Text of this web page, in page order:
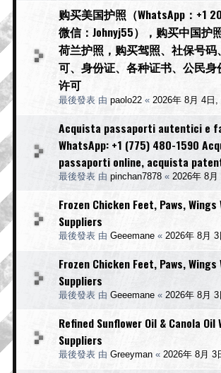
购买美国护照（WhatsApp：+1
微信：Johnyj55），购买中国护
荷兰护照，购买驾照、社保号
可、身份证、各种证书、公民身
许可
最後發表 由 paolo22 « 2026年 8月 4日,
Acquista passaporti autentici e
WhatsApp: +1 (775) 480-1590
passaporti online, acquista
最後發表 由 pinchan7878 « 2026年 8
Frozen Chicken Feet, Paws, Wings
Suppliers
最後發表 由 Geeemane « 2026年 8月
Frozen Chicken Feet, Paws, Wings
Suppliers
最後發表 由 Geeemane « 2026年 8月
Refined Sunflower Oil & Canola Oil
Suppliers
最後發表 由 Greeyman « 2026年 8月 3